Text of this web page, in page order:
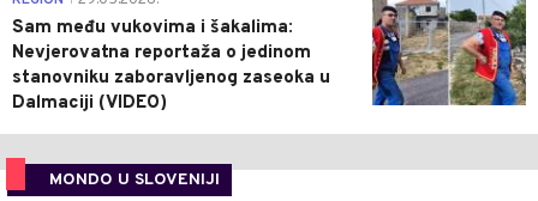
Sam među vukovima i šakalima:
Nevjerovatna reportaža o jedinom
stanovniku zaboravljenog zaseoka u
Dalmaciji (VIDEO)
MONDO U SLOVENIJI